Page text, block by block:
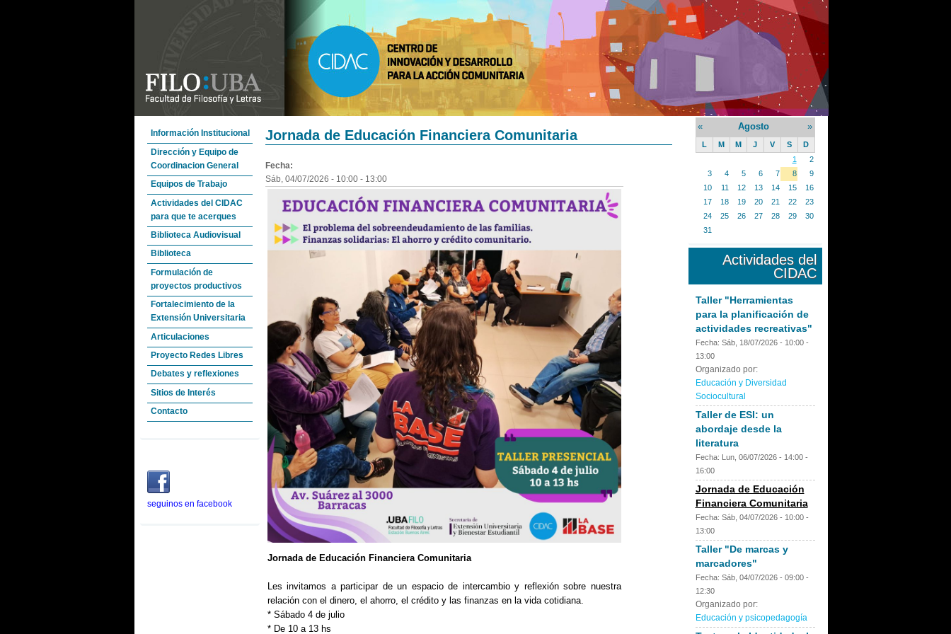
Información Institucional
Dirección y Equipo de
Coordinacion General
Equipos de Trabajo
Actividades del CIDAC
para que te acerques
Biblioteca Audiovisual
Biblioteca
Formulación de
proyectos productivos
Fortalecimiento de la
Extensión Universitaria
Articulaciones
Proyecto Redes Libres
Debates y reflexiones
Sitios de Interés
Contacto
seguinos en facebook
« Agosto »
L M M J V S
D
1
2
3
4 5 6 7 8
9
10
11 12 13 14 15
16
17
18 19 20 21 22
23
24
25 26 27 28 29
30
31
Actividades del
CIDAC
Taller "Herramientas
para la planificación de
actividades recreativas"
Fecha: Sáb, 18/07/2026 - 10:00-
13:00
Organizado por:
Educación y Diversidad
Sociocultural
Taller de ESI: un
abordaje desde la
literatura
Fecha: Lun, 06/07/2026 - 14:00-
16:00
Jornada de Educación
Financiera Comunitaria
Fecha: Sáb, 04/07/2026 - 10:00-
13:00
Taller "De marcas y
marcadores"
Fecha: Sáb, 04/07/2026 - 09:00-
12:30
Organizado por:
Educación y psicopedagogía
Jornada de Educación Financiera Comunitaria
Fecha:
Sáb, 04/07/2026 - 10:00- 13:00
Jornada de Educación Financiera Comunitaria
Les invitamos a participar de un espacio de intercambio y reflexión sobre nuestra
relación con el dinero, el ahorro, el crédito y las finanzas en la vida cotidiana.
* Sábado 4 de julio
* De 10 a 13 hs